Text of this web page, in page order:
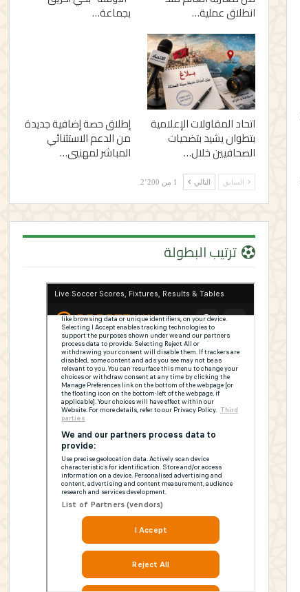
انطلاق عملية… بجماعة…
اتحاد المقاولات الإعلامية
بتطوان يشيد بتضحيات
الصحافيين خلال…
إطلاق حصة إضافية جديدة
من الدعم الاستثنائي
المباشر لمهنيي…
السابق التالي 1 من 2٬200
ترتيب البطولة